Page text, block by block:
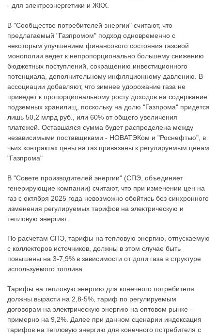
- для электроэнергетики и ЖКХ.
В "Сообществе потребителей энергии" считают, что
предлагаемый "Газпромом" подход одновременно с
некоторым улучшением финансового состояния газовой
монополии ведет к непропорционально большему снижению
бюджетных поступлений, сокращению инвестиционного
потенциала, дополнительному инфляционному давлению. В
ассоциации добавляют, что зимнее удорожание газа не
приведет к пропорциональному росту доходов на содержание
подземных хранилищ, поскольку на долю "Газпрома" придется
лишь 50,2 млрд руб., или 60% от общего увеличения
платежей. Оставшаяся сумма будет распределена между
независимыми поставщиками - НОВАТЭКом и "Роснефтью", в
чьих контрактах цены на газ привязаны к регулируемым ценам
"Газпрома"
В "Совете производителей энергии" (СПЭ, объединяет
генерирующие компании) считают, что при изменении цен на
газ с октября 2025 года невозможно обойтись без синхронного
изменения регулируемых тарифов на электрическую и
тепловую энергию.
По расчетам СПЭ, тарифы на тепловую энергию, отпускаемую
с коллекторов источников, должны в этом случае быть
повышены на 3-7,9% в зависимости от доли газа в структуре
используемого топлива.
Тарифы на тепловую энергию для конечного потребителя
должны вырасти на 2,8-5%, тариф по регулируемым
договорам на электрическую энергию на оптовом рынке -
примерно на 9,2%. Далее при данном сценарии индексация
тарифов на тепловую энергию для конечного потребителя с